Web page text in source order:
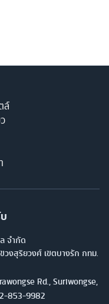
ล์
จำกัด
วงสุริยวงศ์ เขตบางรัก กทม.
Rd., Suriwongse,
853-9982